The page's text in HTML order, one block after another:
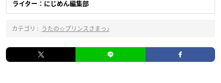
ライター：にじめん編集部
カテゴリ : うたの☆プリンスさまっ♪